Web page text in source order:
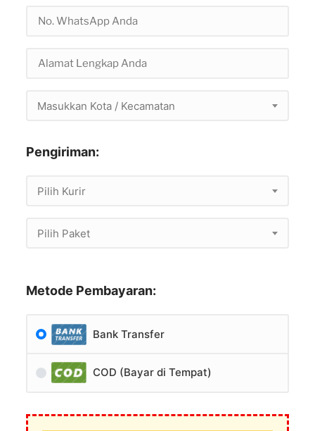
Masukkan Kota / Kecamatan
Pengiriman:
Pilih Kurir
Pilih Paket
Metode Pembayaran:
Bank Transfer
COD (Bayar di Tempat)